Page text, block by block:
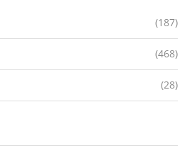
(187)
(468)
(28)